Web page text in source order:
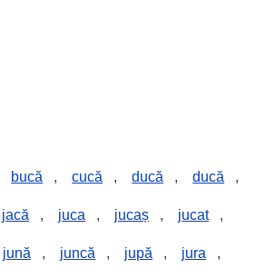
bucă , cucă , ducă , ducă ,
jacă , juca , jucaș , jucat ,
jună , juncă , jupă , jura ,